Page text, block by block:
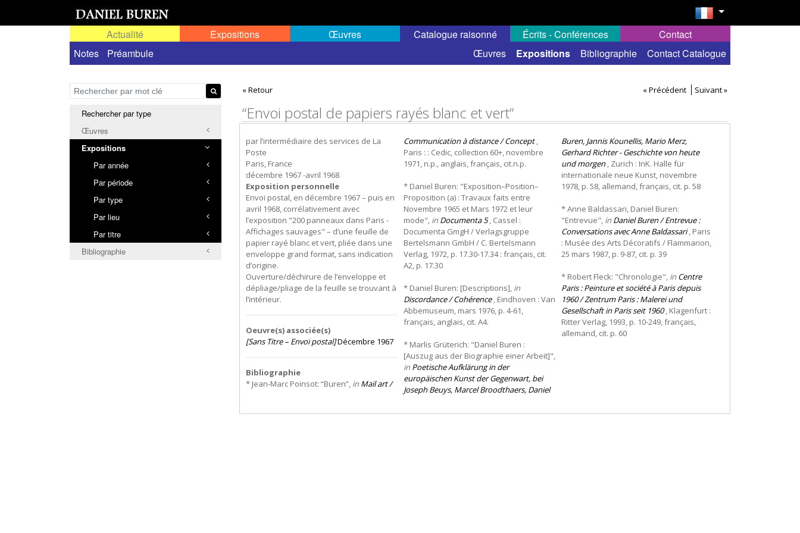
Actualité
Expositions
Toutes les expositions
Œuvres
Catalogue raisonné
Notes
Préambule Œuvres Expositions Bibliographie Contact Catalogue
Écrits - Conférences Contact
Rechercher par type
Œuvres
Expositions
Par année
Par période
Par type
Par lieu
Par titre
Bibliographie
« Retour « Précédent Suivant »
“Envoi postal de papiers rayés blanc et vert”
par l’intermédiaire des services de La
Poste
Paris, France
décembre 1967 -avril 1968
Exposition personnelle
Envoi postal, en décembre 1967 – puis en
avril 1968, corrélativement avec
l’exposition "200 panneaux dans Paris -
Affichages sauvages" – d’une feuille de
papier rayé blanc et vert, pliée dans une
enveloppe grand format, sans indication
d’origine.
Ouverture/déchirure de l’enveloppe et
dépliage/pliage de la feuille se trouvant à
l’intérieur.
Oeuvre(s) associée(s)
[Sans Titre – Envoi postal]Décembre 1967
Bibliographie
* Jean-Marc Poinsot: “Buren”, in Mailart/
Communication à distance / Concept,
Paris : : Cedic, collection 60+, novembre
1971, n.p., anglais, français, cit.n.p.
* Daniel Buren: "Exposition–Position–
Proposition (a) : Travaux faits entre
Novembre 1965 et Mars 1972 et leur
mode", in Documenta 5, Cassel :
Documenta GmgH / Verlagsgruppe
Bertelsmann GmbH / C. Bertelsmann
Verlag, 1972, p. 17.30-17.34 : français, cit.
A2, p. 17.30
* Daniel Buren: [Descriptions], in
Discordance / Cohérence, Eindhoven : Van
Abbemuseum, mars 1976, p. 4-61,
français, anglais, cit. A4.
* Marlis Grüterich: "Daniel Buren :
[Auszug aus der Biographie einer Arbeit]",
in PoetischeAufklärunginder
europäischenKunstderGegenwart,bei
JosephBeuys,MarcelBroodthaers,Daniel
Buren, Jannis Kounellis, Mario Merz,
Gerhard Richter - Geschichte von heute
und morgen, Zurich : InK. Halle für
internationale neue Kunst, novembre
1978, p. 58, allemand, français, cit. p. 58
* Anne Baldassari, Daniel Buren:
"Entrevue", in Daniel Buren / Entrevue :
Conversations avec Anne Baldassari, Paris
: Musée des Arts Décoratifs / Flammarion,
25 mars 1987, p. 9-87, cit. p. 39
* Robert Fleck: "Chronologie", in Centre
Paris : Peinture et société à Paris depuis
1960 / Zentrum Paris : Malerei und
Gesellschaft in Paris seit 1960, Klagenfurt :
Ritter Verlag, 1993, p. 10-249, français,
allemand, cit. p. 60